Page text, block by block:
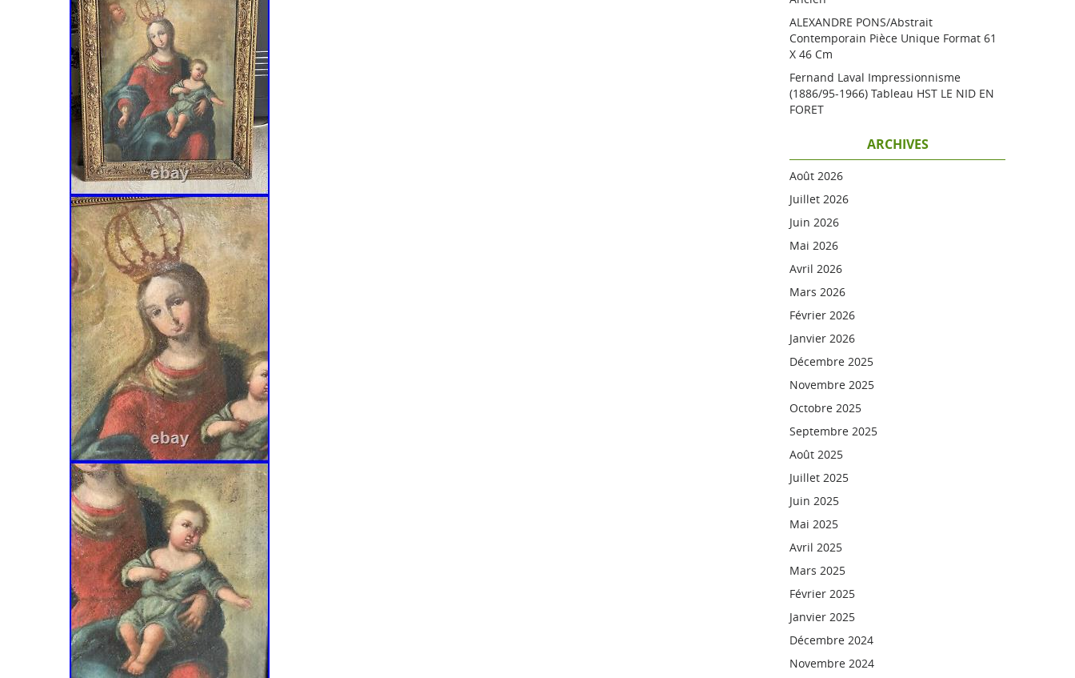
ALEXANDRE PONS/Abstrait
Contemporain Pièce Unique Format 61
X 46 Cm
Fernand Laval Impressionnisme
(1886/95-1966) Tableau HST LE NID EN
FORET
ARCHIVES
Août 2026
Juillet 2026
Juin 2026
Mai 2026
Avril 2026
Mars 2026
Février 2026
Janvier 2026
Décembre 2025
Novembre 2025
Octobre 2025
Septembre 2025
Août 2025
Juillet 2025
Juin 2025
Mai 2025
Avril 2025
Mars 2025
Février 2025
Janvier 2025
Décembre 2024
Novembre 2024